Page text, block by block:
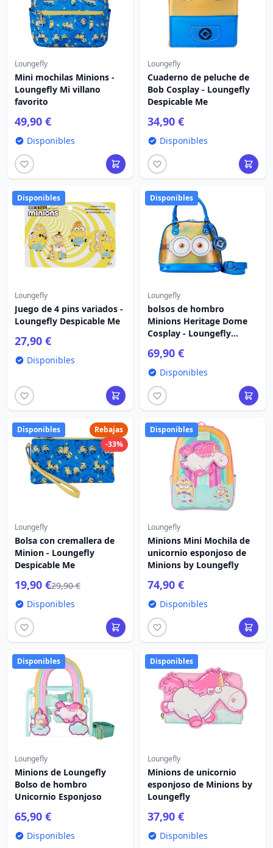
Loungefly
Mini mochilas Minions -
Loungefly Mi villano
favorito
49,90 €
Disponibles
Loungefly
Cuaderno de peluche de
Bob Cosplay - Loungefly
Despicable Me
34,90 €
Disponibles
Disponibles
Loungefly
Juego de 4 pins variados -
Loungefly Despicable Me
27,90 €
Disponibles
Disponibles
Loungefly
bolsos de hombro
Minions Heritage Dome
Cosplay - Loungefly
69,90 €
Disponibles
Rebajas
-33%
Disponibles
Loungefly
Bolsa con cremallera de
Minion - Loungefly
Despicable Me
19,90 €29,90 €
Disponibles
Disponibles
Loungefly
Minions Mini Mochila de
unicornio esponjoso de
Minions by Loungefly
74,90 €
Disponibles
Disponibles
Loungefly
Minions de Loungefly
Bolso de hombro
Unicornio Esponjoso
65,90 €
Disponibles
Disponibles
Loungefly
Minions de unicornio
esponjoso de Minions by
Loungefly
37,90 €
Disponibles